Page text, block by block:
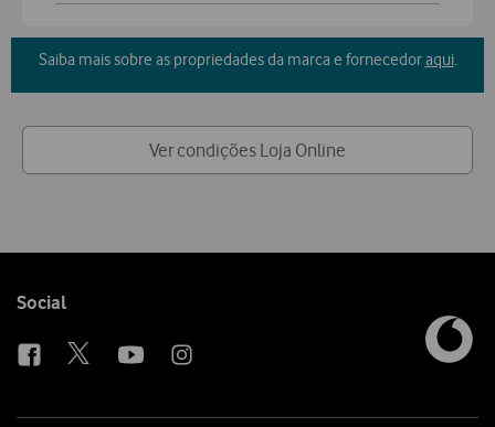
Saiba mais sobre as propriedades da marca e fornecedoraqui.
Ver condições Loja Online
Follow
Social